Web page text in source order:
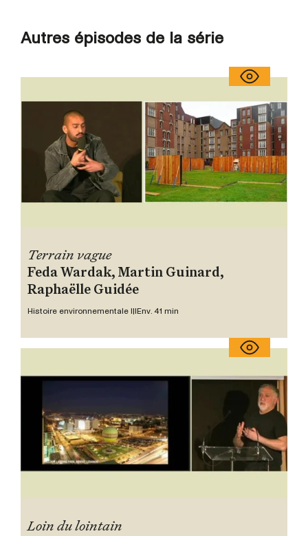
Autres épisodes de la série
Terrain vague
Feda Wardak, Martin Guinard,
Raphaëlle Guidée
Histoire environnementale IIIEnv. 41 min
Loin du lointain